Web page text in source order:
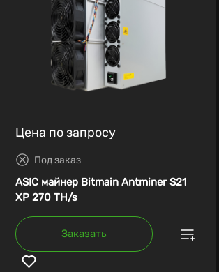
Цена по запросу
Под заказ
ASIC майнер Bitmain Antminer S21
XP 270 TH/s
Заказать